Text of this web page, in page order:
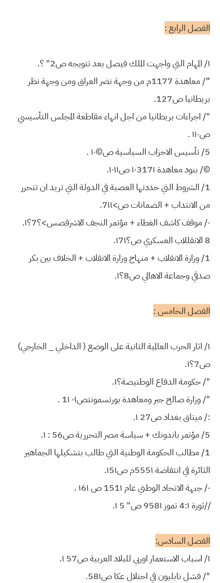
الفصل الرابع :
١/ المهام التي واجهت الملك فيصل بعد تتويجه ص2" ؟.
”/ معاهدة 1177م من وجهة نضر العراق ومن وجهة نظر
بريطانيا ص127.
"/ اجراءات بريطانيا من اجل انهاء مقاطعة المجلس التأسيسي
ص١١٠ .
5/ تأسيس الاحزاب السياسية ص©١٠ .
©/ بنود معاهدة ١٠317١ ص١٠١١.
1/ الشروط التي حددتها العصبة في الدولة التي تريد ان تتحرر
من الانتداب + الضمانات ص>7١١.
٠/ موقف كاشف الغطاء + مؤتمر النجف الاشرفصس>؟7؟١.
8 الانقللاب العسكري ص؟١7١.
1/ وزارة الانقلاب + منهاج وزارة الانقلاب + الخلاف بين بكر
صدقي وجماعة الاهالي ص8؟١.
الفصل الخامس :
١/ اثار الحرب العالمية الثانية على الوضع ( الداخلي _ الخارجي)
ص7؟١.
"/ حكومة الدفاع الوطنيصة؟١.
"/ وزارة صالح جبر ومعاهدة بورتسمونتص٠١ 1١ .
:/ ميتاق بغداد ص27 ١.
5/ مؤتمر باندونك + سياسة مصر التحررية ص56 : ١.
1/ مطالب الحكومة الوطنية التي طالب بتشكيلها الجماهير
الثائرة في انتفاضة 555١م ص١5١.
٠/ جبهة الاتحاد الوطني عام 151١ ص ١6١ .
//ثورة 4:١ تموز 958١ ص" 5 ١.
الفصل السادس:
١/ اسباب الاستعمار اوربي للبلاد العربية ص57 ١.
"/ فشل نابليون في احتلال عكا ص58١.